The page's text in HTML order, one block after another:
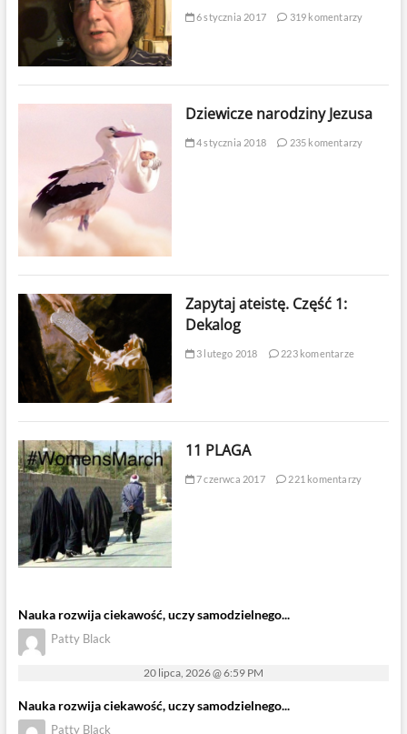
6 stycznia 2017 319 komentarzy
Dziewicze narodziny Jezusa
4 stycznia 2018 235 komentarzy
Zapytaj ateistę. Część 1:
Dekalog
3 lutego 2018 223 komentarze
11 PLAGA
7 czerwca 2017 221 komentarzy
Nauka rozwija ciekawość, uczy samodzielnego...
Patty Black
20 lipca, 2026 @ 6:59 PM
Nauka rozwija ciekawość, uczy samodzielnego...
Patty Black